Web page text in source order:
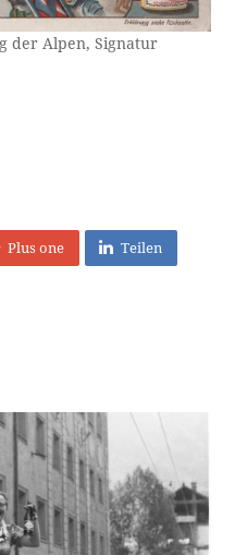
der Alpen, Signatur
Plus one Teilen